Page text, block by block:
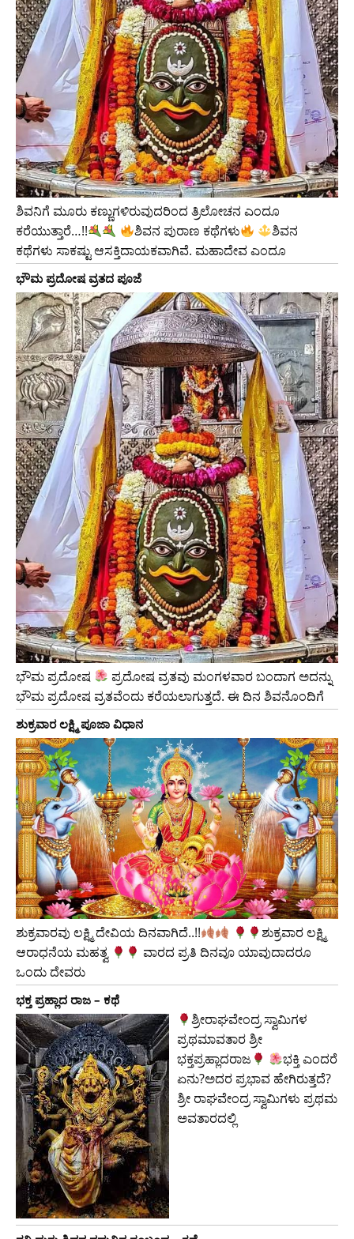
ಶಿವನಿಗೆ ಮೂರು ಕಣ್ಣುಗಳಿರುವುದರಿಂದ ತ್ರಿಲೋಚನ ಎಂದೂ
ಕರೆಯುತ್ತಾರೆ…!!
ಶಿವನ ಪುರಾಣ ಕಥೆಗಳು
ಶಿವನ
ಕಥೆಗಳು ಸಾಕಷ್ಟು ಆಸಕ್ತಿದಾಯಕವಾಗಿವೆ. ಮಹಾದೇವ ಎಂದೂ
ಭೌಮ ಪ್ರದೋಷ ವ್ರತದ ಪೂಜೆ
ಭೌಮ ಪ್ರದೋಷ
ಪ್ರದೋಷ ವ್ರತವು ಮಂಗಳವಾರ ಬಂದಾಗ ಅದನ್ನು
ಭೌಮ ಪ್ರದೋಷ ವ್ರತವೆಂದು ಕರೆಯಲಾಗುತ್ತದೆ. ಈ ದಿನ ಶಿವನೊಂದಿಗೆ
ಶುಕ್ರವಾರ ಲಕ್ಷ್ಮಿ ಪೂಜಾ ವಿಧಾನ
ಶುಕ್ರವಾರವು ಲಕ್ಷ್ಮಿ ದೇವಿಯ ದಿನವಾಗಿದೆ..!!
​ಶುಕ್ರವಾರ ಲಕ್ಷ್ಮಿ
ಆರಾಧನೆಯ ಮಹತ್ವ
ವಾರದ ಪ್ರತಿ ದಿನವೂ ಯಾವುದಾದರೂ
ಒಂದು ದೇವರು
ಭಕ್ತ ಪ್ರಹ್ಲಾದ ರಾಜ – ಕಥೆ
ಶ್ರೀರಾಘವೇಂದ್ರ ಸ್ವಾಮಿಗಳ
ಪ್ರಥಮಾವತಾರ ಶ್ರೀ
ಭಕ್ತಪ್ರಹ್ಲಾದರಾಜ
ಭಕ್ತಿ ಎಂದರೆ
ಏನು?ಅದರ ಪ್ರಭಾವ ಹೇಗಿರುತ್ತದೆ?
ಶ್ರೀ ರಾಘವೇಂದ್ರ ಸ್ವಾಮಿಗಳು ಪ್ರಥಮ
ಅವತಾರದಲ್ಲಿ